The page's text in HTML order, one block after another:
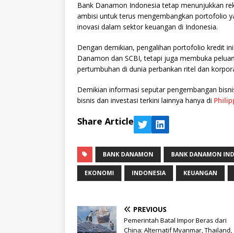
Bank Danamon Indonesia tetap menunjukkan
ambisi untuk terus mengembangkan portofolio
inovasi dalam sektor keuangan di Indonesia.
Dengan demikian, pengalihan portofolio kredit
Danamon dan SCBI, tetapi juga membuka
pertumbuhan di dunia perbankan ritel dan
Demikian informasi seputar pengembangan
bisnis dan investasi terkini lainnya hanya di
Share Article
BANK DANAMON BANK DANAMON
EKONOMI INDONESIA KEUANGAN
PREVIOUS
Pemerintah Batal Impor Beras dari
China: Alternatif Myanmar, Thailand,